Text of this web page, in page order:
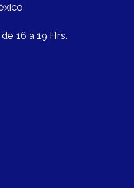
16 a 19 Hrs.